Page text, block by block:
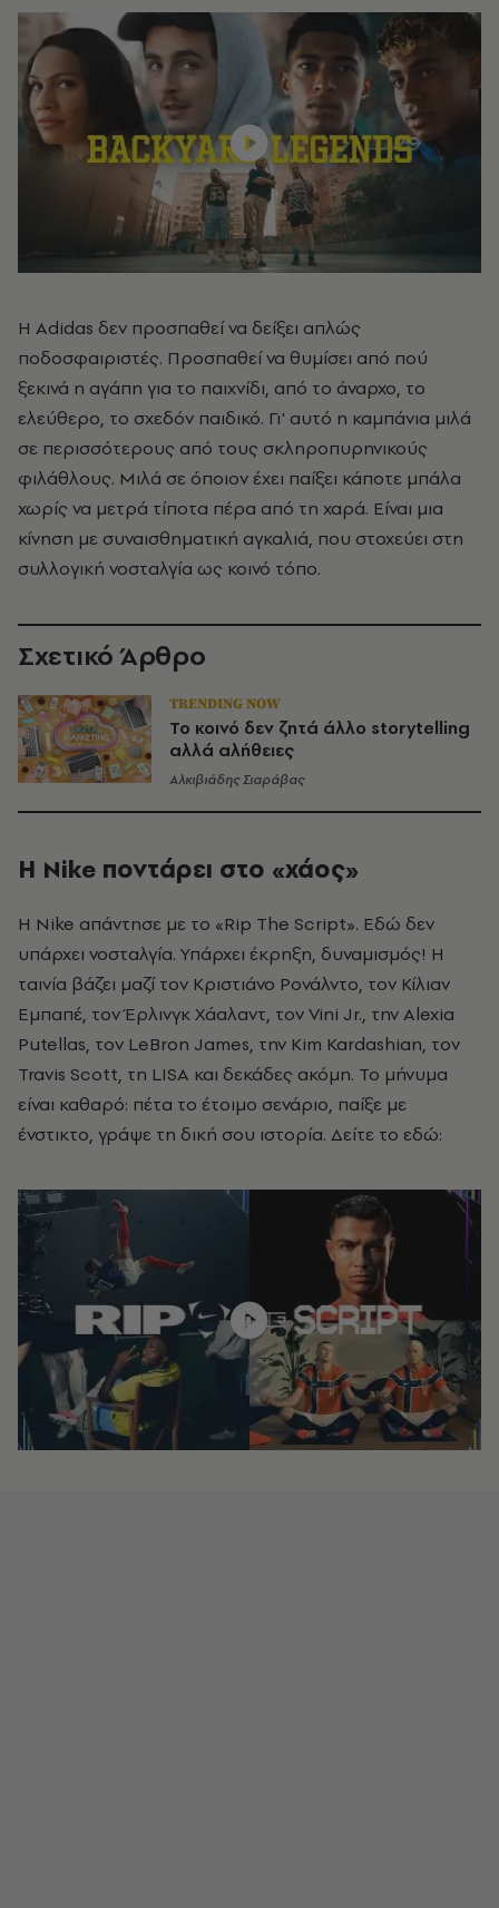
Η Adidas δεν προσπαθεί να δείξει απλώς
ποδοσφαιριστές. Προσπαθεί να θυμίσει από πού
ξεκινά η αγάπη για το παιχνίδι, από το άναρχο, το
ελεύθερο, το σχεδόν παιδικό. Γι' αυτό η καμπάνια μιλά
σε περισσότερους από τους σκληροπυρηνικούς
φιλάθλους. Μιλά σε όποιον έχει παίξει κάποτε μπάλα
χωρίς να μετρά τίποτα πέρα από τη χαρά. Είναι μια
κίνηση με συναισθηματική αγκαλιά, που στοχεύει στη
συλλογική νοσταλγία ως κοινό τόπο.
Σχετικό Άρθρο
TRENDING NOW
Το κοινό δεν ζητά άλλο storytelling
αλλά αλήθειες
Αλκιβιάδης Σιαράβας
Η Nike ποντάρει στο «χάος»
Η Nike απάντησε με το «Rip The Script». Εδώ δεν
υπάρχει νοσταλγία. Υπάρχει έκρηξη, δυναμισμός! Η
ταινία βάζει μαζί τον Κριστιάνο Ρονάλντο, τον Κίλιαν
Εμπαπέ, τον Έρλινγκ Χάαλαντ, τον Vini Jr., την Alexia
Putellas, τον LeBron James, την Kim Kardashian, τον
Travis Scott, τη LISA και δεκάδες ακόμη. Το μήνυμα
είναι καθαρό: πέτα το έτοιμο σενάριο, παίξε με
ένστικτο, γράψε τη δική σου ιστορία. Δείτε το εδώ: